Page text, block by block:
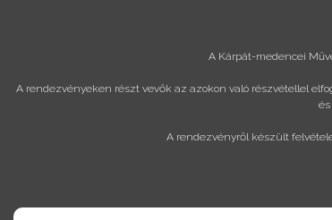
A Kárpát-medencei
A rendezvényeken részt vevők az azokon való részvétellel
A rendezvényről készült